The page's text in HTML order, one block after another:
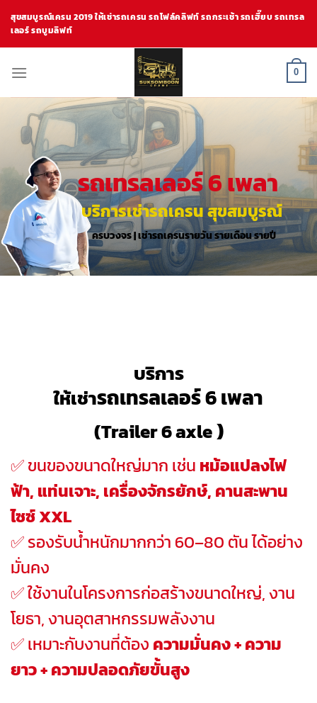
content
สุขสมบูรณ์เครน 2019 ให้เช่ารถเครน รถโฟล์คลิฟท์ รถกระเช้า รถเฮี๊ยบ รถเทรล
เลอร์ รถบูมลิฟท์
0
รถเทรลเลอร์ 6 เพลา
บริการเช่ารถเครน สุขสมบูรณ์
ครบวงจร | เช่ารถเครนรายวัน รายเดือน รายปี
บริการ
ให้เช่ารถเทรลเลอร์ 6 เพลา
(Trailer 6 axle)
✅ ขนของขนาดใหญ่มาก เช่น หม้อแปลงไฟ
ฟ้า, แท่นเจาะ, เครื่องจักรยักษ์, คานสะพาน
ไซซ์ XXL
✅ รองรับน้ำหนักมากกว่า 60–80 ตัน ได้อย่าง
มั่นคง
✅ ใช้งานในโครงการก่อสร้างขนาดใหญ่, งาน
โยธา, งานอุตสาหกรรมพลังงาน
✅ เหมาะกับงานที่ต้อง ความมั่นคง + ความ
ยาว + ความปลอดภัยขั้นสูง